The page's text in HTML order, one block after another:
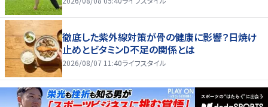
徹底した紫外線対策が骨の健康に影響？日焼け
止めとビタミンD不足の関係とは
2026/08/07 11:40ライフスタイル